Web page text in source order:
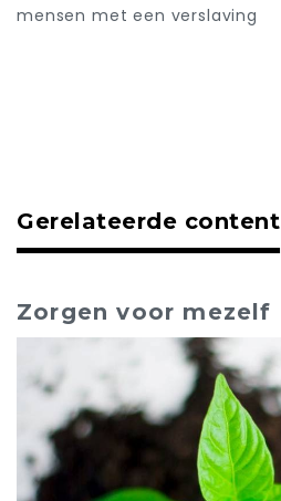
mensen met een verslaving
Gerelateerde content
Zorgen voor mezelf